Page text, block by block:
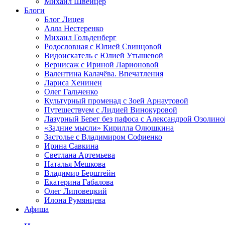
Блоги
Блог Лицея
Алла Нестеренко
Михаил Гольденберг
Родословная с Юлией Свинцовой
Видоискатель с Юлией Утышевой
Вернисаж с Ириной Ларионовой
Валентина Калачёва. Впечатления
Лариса Хенинен
Олег Гальченко
Культурный променад с Зоей Арнаутовой
Путешествуем с Лидией Винокуровой
Лазурный Берег без пафоса с Александрой
«Задние мысли» Кирилла Олюшкина
Застолье с Владимиром Софиенко
Ирина Савкина
Светлана Артемьева
Наталья Мешкова
Владимир Берштейн
Екатерина Габалова
Олег Липовецкий
Илона Румянцева
Афиша